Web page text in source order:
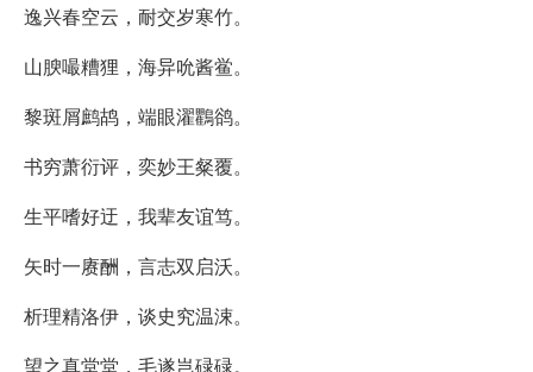
逸兴春空云，耐交岁寒竹。
山腴嘬糟狸，海异吮酱鲎。
黎斑屑鹧鸪，端眼濯鸜鹆。
书穷萧衍评，奕妙王粲覆。
生平嗜好迂，我辈友谊笃。
矢时一赓酬，言志双启沃。
析理精洛伊，谈史究温涑。
望之真堂堂，毛遂岂碌碌。